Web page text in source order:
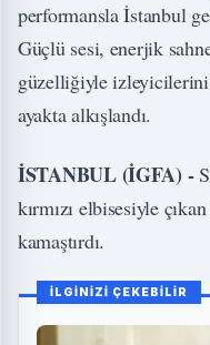
performansla İstanbul
Güçlü sesi, enerjik
güzelliğiyle izleyicilerini
ayakta alkışlandı.
İSTANBUL (İGFA) -
kırmızı elbisesiyle
kamaştırdı.
İLGİNİZİ ÇEKEBİLİR